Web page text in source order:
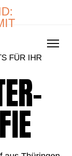
FÜR IHR